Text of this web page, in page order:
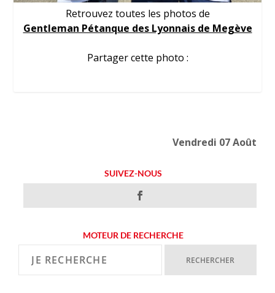
Retrouvez toutes les photos de
Gentleman Pétanque des Lyonnais de Megève
Partager cette photo :
Vendredi 07 Août
SUIVEZ-NOUS
MOTEUR DE RECHERCHE